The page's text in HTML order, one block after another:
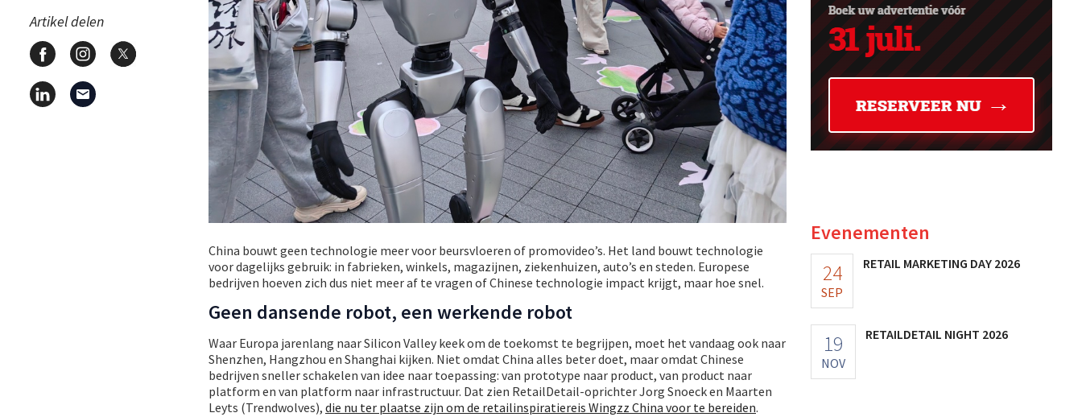
Artikel delen
China bouwt geen technologie meer voor beursvloeren of promovideo’s. Het land bouwt technologie
voor dagelijks gebruik: in fabrieken, winkels, magazijnen, ziekenhuizen, auto’s en steden. Europese
bedrijven hoeven zich dus niet meer af te vragen of Chinese technologie impact krijgt, maar hoe snel.
Geen dansende robot, een werkende robot
Waar Europa jarenlang naar Silicon Valley keek om de toekomst te begrijpen, moet het vandaag ook naar
Shenzhen, Hangzhou en Shanghai kijken. Niet omdat China alles beter doet, maar omdat Chinese
bedrijven sneller schakelen van idee naar toepassing: van prototype naar product, van product naar
platform en van platform naar infrastructuur. Dat zien RetailDetail-oprichter Jorg Snoeck en Maarten
Leyts (Trendwolves), die nu ter plaatse zijn om de retailinspiratiereis Wingzz China voor te bereiden.
Evenementen
24
SEP
RETAIL MARKETING DAY 2026
19
NOV
RETAILDETAIL NIGHT 2026